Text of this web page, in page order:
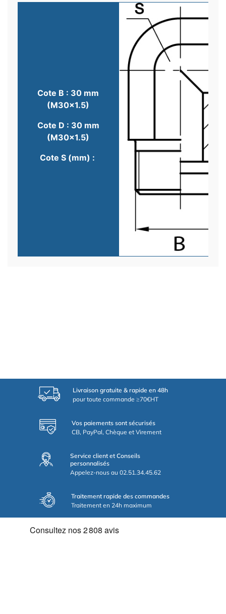
Cote B : 30 mm
(M30x1.5)
Cote D : 30 mm
(M30x1.5)
Cote S (mm) :
Livraison gratuite & rapide en 48h
pour toute commande ≥70€HT
Vos paiements sont sécurisés
CB, PayPal, Chèque et Virement
Service client et Conseils
personnalisés
Appelez-nous au 02.51.34.45.62
Traitement rapide des commandes
Traitement en 24h maximum